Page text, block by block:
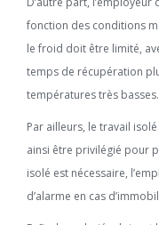
fonction des conditions
le froid doit être limité,
temps de récupération
températures très basses.
Par ailleurs, le travail
ainsi être privilégié pour
isolé est nécessaire,
d’alarme en cas